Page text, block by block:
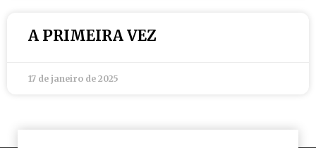
A PRIMEIRA VEZ
17 de janeiro de 2025